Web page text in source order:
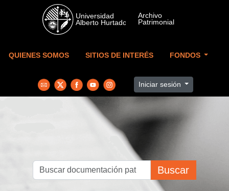
Skip to main content
QUIENES SOMOS SITIOS DE INTERÉS FONDOS
Iniciar sesión
Buscar